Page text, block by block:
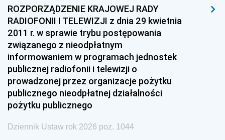
ROZPORZĄDZENIE KRAJOWEJ RADY
RADIOFONII I TELEWIZJI z dnia 29 kwietnia
2011 r. w sprawie trybu postępowania
związanego z nieodpłatnym
informowaniem w programach jednostek
publicznej radiofonii i telewizji o
prowadzonej przez organizacje pożytku
publicznego nieodpłatnej działalności
pożytku publicznego
Dziennik Ustaw rok 2026 poz. 1044